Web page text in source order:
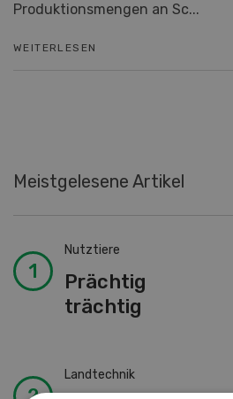
Produktionsmengen an Sc...
WEITERLESEN
Meistgelesene Artikel
Nutztiere
Prächtig
trächtig
Landtechnik